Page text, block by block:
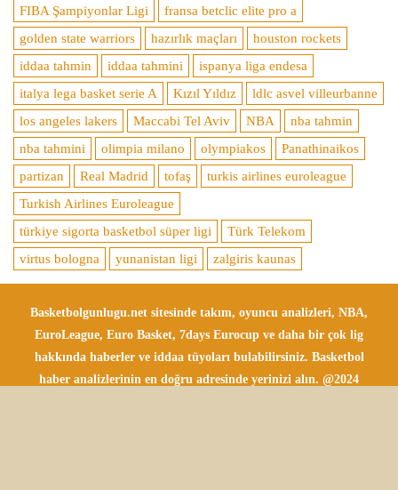
FIBA Şampiyonlar Ligi
fransa betclic elite pro a
golden state warriors
hazırlık maçları
houston rockets
iddaa tahmin
iddaa tahmini
ispanya liga endesa
italya lega basket serie A
Kızıl Yıldız
ldlc asvel villeurbanne
los angeles lakers
Maccabi Tel Aviv NBA
nba tahmin
nba tahmini
olimpia milano olympiakos
Panathinaikos
partizan
Real Madrid tofaş
turkis airlines euroleague
Turkish Airlines Euroleague
türkiye sigorta basketbol süper ligi
Türk Telekom
virtus bologna
yunanistan ligi zalgiris kaunas
Basketbolgunlugu.net sitesinde takım, oyuncu analizleri, NBA,
EuroLeague, Euro Basket, 7days Eurocup ve daha bir çok lig
hakkında haberler ve iddaa tüyoları bulabilirsiniz. Basketbol
haber analizlerinin en doğru adresinde yerinizi alın. @2024